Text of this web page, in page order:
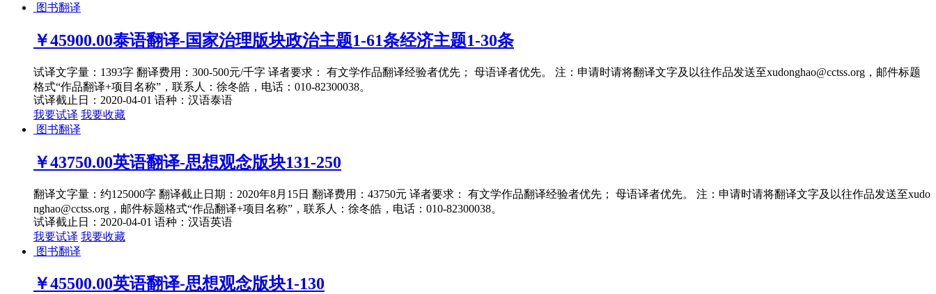
图书翻译
￥45900.00泰语翻译-国家治理版块政治主题1-61条经济主题1-30条
试译文字量：1393字 翻译费用：300-500元/千字 译者要求： 有文学作品翻译经验者优先； 母语译者优先。 注：申请时请将翻译文字及以往作品发送至xudonghao@cctss.org，邮件标题
格式“作品翻译+项目名称”，联系人：徐冬皓，电话：010-82300038。
试译截止日：2020-04-01 语种：汉语泰语
我要试译 我要收藏
图书翻译
￥43750.00英语翻译-思想观念版块131-250
翻译文字量：约125000字 翻译截止日期：2020年8月15日 翻译费用：43750元 译者要求： 有文学作品翻译经验者优先； 母语译者优先。 注：申请时请将翻译文字及以往作品发送至xudo
nghao@cctss.org，邮件标题格式“作品翻译+项目名称”，联系人：徐冬皓，电话：010-82300038。
试译截止日：2020-04-01 语种：汉语英语
我要试译 我要收藏
图书翻译
￥45500.00英语翻译-思想观念版块1-130